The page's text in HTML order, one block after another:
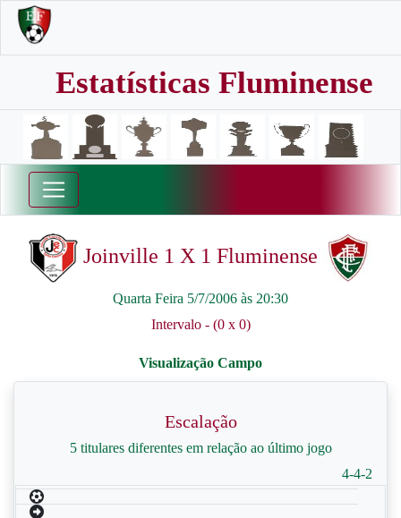
Estatísticas Fluminense
Joinville 1 X 1 Fluminense
Quarta Feira 5/7/2006 às 20:30
Intervalo - (0 x 0)
Escalação
5 titulares diferentes em relação ao último jogo
4-4-2